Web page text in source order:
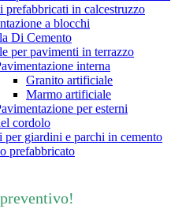
prefabbricati in calcestruzzo
a blocchi
Di Cemento
per pavimenti in terrazzo
interna
Granito artificiale
Marmo artificiale
per esterni
cordolo
per giardini e parchi in cemento
prefabbricato